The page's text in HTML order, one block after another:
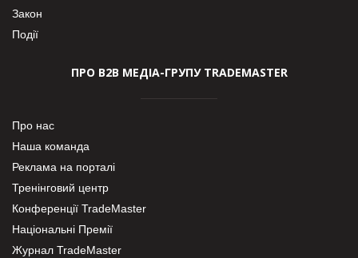
Закон
Події
ПРО В2В МЕДІА-ГРУПУ TRADEMASTER
Про нас
Наша команда
Реклама на порталі
Тренінговий центр
Конференції TradeMaster
Національні Премії
Журнал TradeMaster